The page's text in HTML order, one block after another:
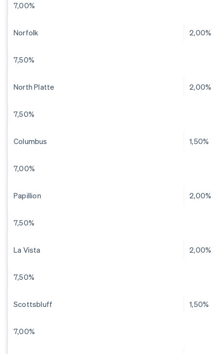
7,00%
Norfolk 2,00%
7,50%
North Platte 2,00%
7,50%
Columbus 1,50%
7,00%
Papillion 2,00%
7,50%
La Vista 2,00%
7,50%
Scottsbluff 1,50%
7,00%